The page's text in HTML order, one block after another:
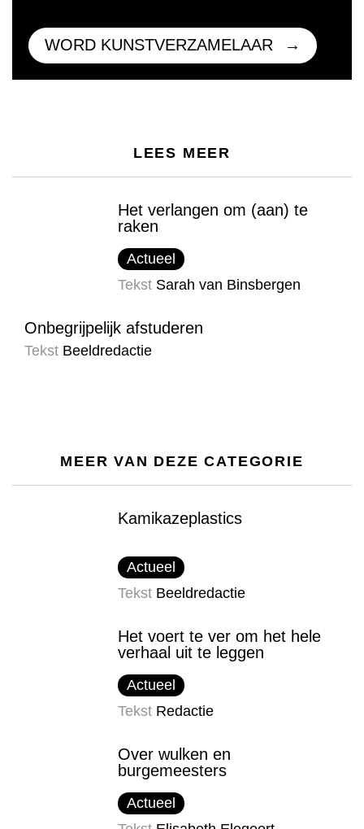
WORD KUNSTVERZAMELAAR
LEES MEER
Het verlangen om (aan) te
raken
Actueel
Tekst Sarah van Binsbergen
Onbegrijpelijk afstuderen
Tekst Beeldredactie
MEER VAN DEZE CATEGORIE
Kamikazeplastics
Actueel
Tekst Beeldredactie
Het voert te ver om het hele
verhaal uit te leggen
Actueel
Tekst Redactie
Over wulken en
burgemeesters
Actueel